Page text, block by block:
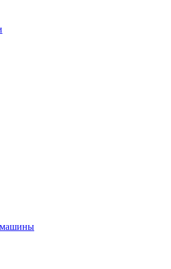
машины